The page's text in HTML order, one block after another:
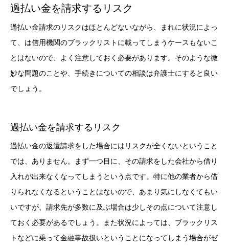
過払い金を請求するリスク
過払い金請求のリスクはほとんどないながら、まれに状況によっ
て、は信用機関のブラックリストに載ってしまうケースもないこ
とはないので、よく注意しておく必要があります。そのような微
妙な問題のことや、手続きについての相談は弁護士にすると良い
でしょう。
過払い金を請求するリスク
過払い金の返還請求をした場合にはリスクが全くないということ
では、ありません。まず一つ目に、その請求をした会社から借り
入れが出来なくなってしまうという点です。特に他の業者から借
りられなくなるということはないので、あまり気にしなくてもい
いですが、請求先が多数に及ぶ場合は少しその点について注意し
ておく必要があるでしょう。また状況によっては、ブラックリス
トなどに乗って金融事故扱いということになってしまう場合がゼ